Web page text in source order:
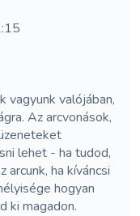
vagyunk valójában,
Az arcvonások,
lehet - ha tudod,
ha kíváncsi
hogyan
ki magadon.